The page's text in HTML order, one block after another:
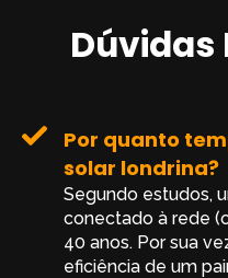
Dúvidas
Por quanto
solar londrina?
Segundo estudos,
conectado à rede
40 anos. Por sua
eficiência de um